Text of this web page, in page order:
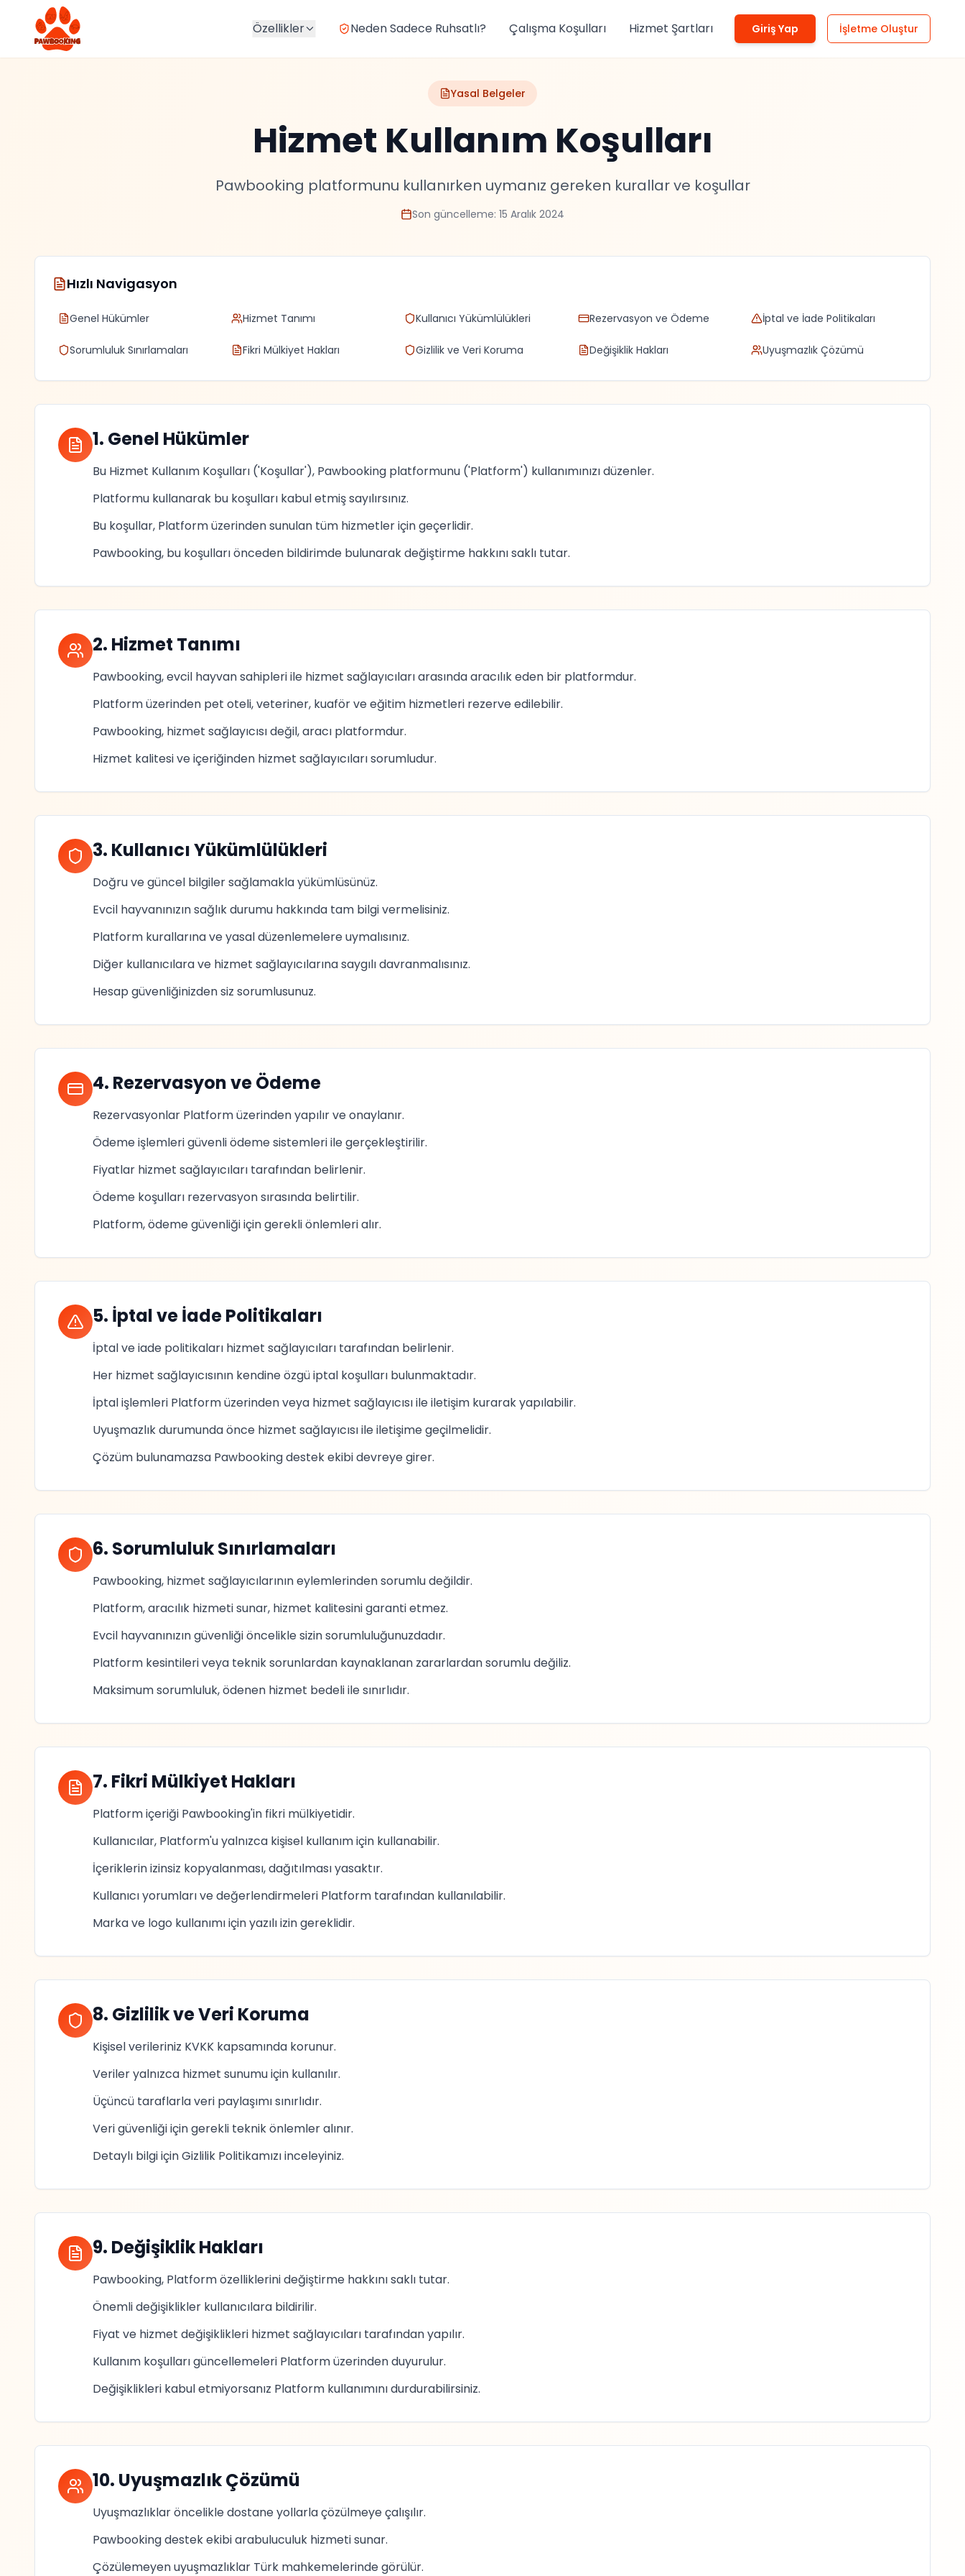
Özellikler Neden Sadece Ruhsatlı? Çalışma Koşulları Hizmet Şartları Giriş Yap İşletme Oluştur
Yasal Belgeler
Hizmet Kullanım Koşulları
Pawbooking platformunu kullanırken uymanız gereken kurallar ve koşullar
Son güncelleme: 15 Aralık 2024
Hızlı Navigasyon
Genel Hükümler Hizmet Tanımı Kullanıcı Yükümlülükleri Rezervasyon ve Ödeme İptal ve İade Politikaları
Sorumluluk Sınırlamaları Fikri Mülkiyet Hakları Gizlilik ve Veri Koruma Değişiklik Hakları Uyuşmazlık Çözümü
1. Genel Hükümler
Bu Hizmet Kullanım Koşulları ('Koşullar'), Pawbooking platformunu ('Platform') kullanımınızı düzenler.
Platformu kullanarak bu koşulları kabul etmiş sayılırsınız.
Bu koşullar, Platform üzerinden sunulan tüm hizmetler için geçerlidir.
Pawbooking, bu koşulları önceden bildirimde bulunarak değiştirme hakkını saklı tutar.
2. Hizmet Tanımı
Pawbooking, evcil hayvan sahipleri ile hizmet sağlayıcıları arasında aracılık eden bir platformdur.
Platform üzerinden pet oteli, veteriner, kuaför ve eğitim hizmetleri rezerve edilebilir.
Pawbooking, hizmet sağlayıcısı değil, aracı platformdur.
Hizmet kalitesi ve içeriğinden hizmet sağlayıcıları sorumludur.
3. Kullanıcı Yükümlülükleri
Doğru ve güncel bilgiler sağlamakla yükümlüsünüz.
Evcil hayvanınızın sağlık durumu hakkında tam bilgi vermelisiniz.
Platform kurallarına ve yasal düzenlemelere uymalısınız.
Diğer kullanıcılara ve hizmet sağlayıcılarına saygılı davranmalısınız.
Hesap güvenliğinizden siz sorumlusunuz.
4. Rezervasyon ve Ödeme
Rezervasyonlar Platform üzerinden yapılır ve onaylanır.
Ödeme işlemleri güvenli ödeme sistemleri ile gerçekleştirilir.
Fiyatlar hizmet sağlayıcıları tarafından belirlenir.
Ödeme koşulları rezervasyon sırasında belirtilir.
Platform, ödeme güvenliği için gerekli önlemleri alır.
5. İptal ve İade Politikaları
İptal ve iade politikaları hizmet sağlayıcıları tarafından belirlenir.
Her hizmet sağlayıcısının kendine özgü iptal koşulları bulunmaktadır.
İptal işlemleri Platform üzerinden veya hizmet sağlayıcısı ile iletişim kurarak yapılabilir.
Uyuşmazlık durumunda önce hizmet sağlayıcısı ile iletişime geçilmelidir.
Çözüm bulunamazsa Pawbooking destek ekibi devreye girer.
6. Sorumluluk Sınırlamaları
Pawbooking, hizmet sağlayıcılarının eylemlerinden sorumlu değildir.
Platform, aracılık hizmeti sunar, hizmet kalitesini garanti etmez.
Evcil hayvanınızın güvenliği öncelikle sizin sorumluluğunuzdadır.
Platform kesintileri veya teknik sorunlardan kaynaklanan zararlardan sorumlu değiliz.
Maksimum sorumluluk, ödenen hizmet bedeli ile sınırlıdır.
7. Fikri Mülkiyet Hakları
Platform içeriği Pawbooking'in fikri mülkiyetidir.
Kullanıcılar, Platform'u yalnızca kişisel kullanım için kullanabilir.
İçeriklerin izinsiz kopyalanması, dağıtılması yasaktır.
Kullanıcı yorumları ve değerlendirmeleri Platform tarafından kullanılabilir.
Marka ve logo kullanımı için yazılı izin gereklidir.
8. Gizlilik ve Veri Koruma
Kişisel verileriniz KVKK kapsamında korunur.
Veriler yalnızca hizmet sunumu için kullanılır.
Üçüncü taraflarla veri paylaşımı sınırlıdır.
Veri güvenliği için gerekli teknik önlemler alınır.
Detaylı bilgi için Gizlilik Politikamızı inceleyiniz.
9. Değişiklik Hakları
Pawbooking, Platform özelliklerini değiştirme hakkını saklı tutar.
Önemli değişiklikler kullanıcılara bildirilir.
Fiyat ve hizmet değişiklikleri hizmet sağlayıcıları tarafından yapılır.
Kullanım koşulları güncellemeleri Platform üzerinden duyurulur.
Değişiklikleri kabul etmiyorsanız Platform kullanımını durdurabilirsiniz.
10. Uyuşmazlık Çözümü
Uyuşmazlıklar öncelikle dostane yollarla çözülmeye çalışılır.
Pawbooking destek ekibi arabuluculuk hizmeti sunar.
Çözülemeyen uyuşmazlıklar Türk mahkemelerinde görülür.